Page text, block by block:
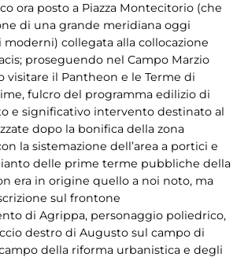
ora posto a Piazza Montecitorio (che
di una grande meridiana oggi
collegata alla collocazione
proseguendo nel Campo Marzio
visitare il Pantheon e le Terme di
fulcro del programma edilizio di
e significativo intervento destinato al
dopo la bonifica della zona
la sistemazione dell’area a portici e
delle prime terme pubbliche della
era in origine quello a noi noto, ma
sul frontone
di Agrippa, personaggio poliedrico,
destro di Augusto sul campo di
della riforma urbanistica e degli